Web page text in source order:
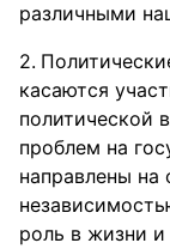
различными
касаются
политической
проблем на
направлены на
роль в жизни